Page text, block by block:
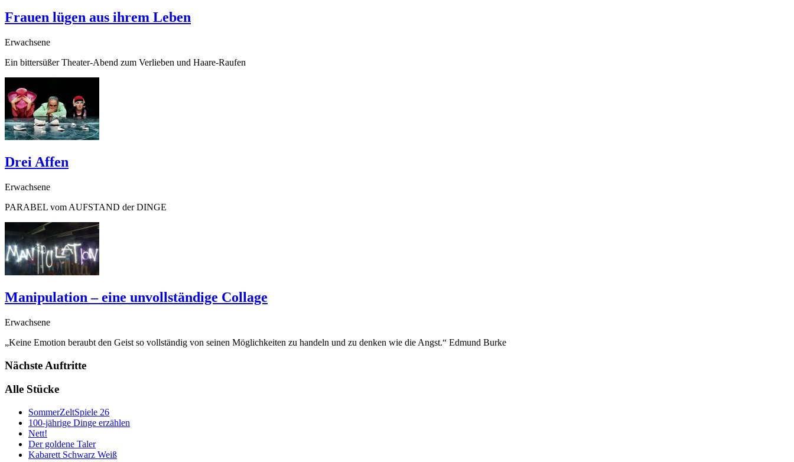
Frauen lügen aus ihrem Leben
Erwachsene
Ein bittersüßer Theater-Abend zum Verlieben und Haare-Raufen
Drei Affen
Erwachsene
PARABEL vom AUFSTAND der DINGE
Manipulation – eine unvollständige Collage
Erwachsene
„Keine Emotion beraubt den Geist so vollständig von seinen Möglichkeiten zu handeln und zu denken wie die Angst.“ Edmund Burke
Nächste Auftritte
Alle Stücke
SommerZeltSpiele 26
100-jährige Dinge erzählen
Nett!
Der goldene Taler
Kabarett Schwarz Weiß